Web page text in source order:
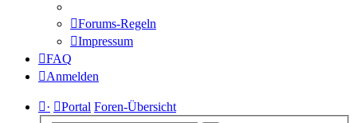
Forums-Regeln
Impressum
FAQ
Anmelden
· Portal Foren-Übersicht